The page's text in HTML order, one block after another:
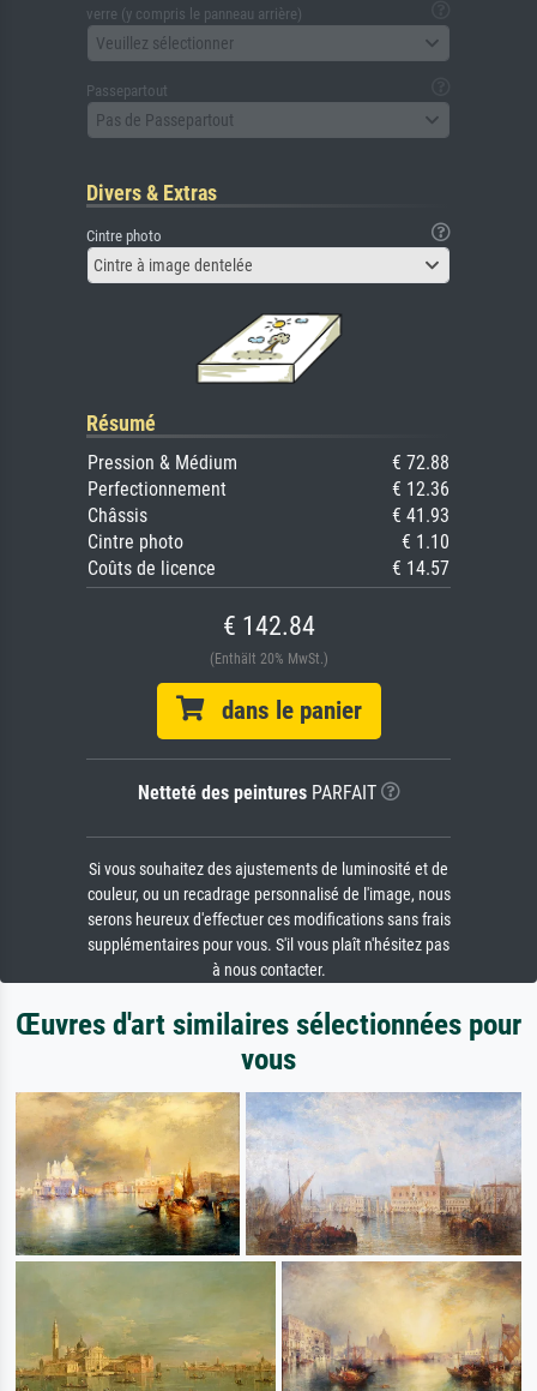
verre (y compris le panneau arrière)
Veuillez sélectionner
Passepartout
Pas de Passepartout
Divers & Extras
Cintre photo
Cintre à image dentelée
Résumé
Pression & Médium
€ 72.88
Perfectionnement
€ 12.36
Châssis
€ 41.93
Cintre photo
€ 1.10
Coûts de licence
€ 14.57
€ 142.84
(Enthält 20% MwSt.)
dans le panier
Netteté des peinturesPARFAIT
Si vous souhaitez des ajustements de luminosité et de
couleur, ou un recadrage personnalisé de l'image, nous
serons heureux d'effectuer ces modifications sans frais
supplémentaires pour vous. S'il vous plaît n'hésitez pas
à nous contacter.
Œuvres d'art similaires sélectionnées pour
vous